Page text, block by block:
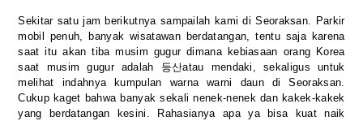
Sekitar satu jam berikutnya sampailah kami di Seoraksan. Parkir
mobil penuh, banyak wisatawan berdatangan, tentu saja karena
saat itu akan tiba musim gugur dimana kebiasaan orang Korea
saat musim gugur adalah 등산atau mendaki, sekaligus untuk
melihat indahnya kumpulan warna warni daun di Seoraksan.
Cukup kaget bahwa banyak sekali nenek-nenek dan kakek-kakek
yang berdatangan kesini. Rahasianya apa ya bisa kuat naik